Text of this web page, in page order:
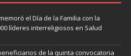
el Día de la Familia con la
líderes interreligiosos en Salud
de la quinta convocatoria